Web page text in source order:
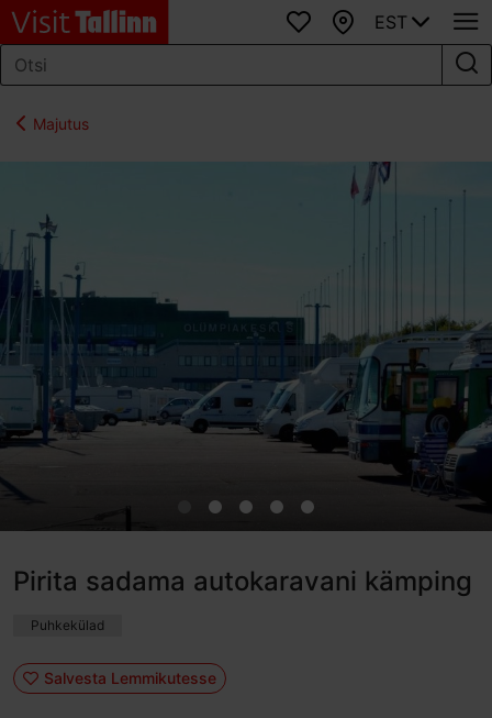
Lemmikud
Kaart
EST
Majutus
Pirita sadama autokaravani kämping
Puhkekülad
Salvesta Lemmikutesse